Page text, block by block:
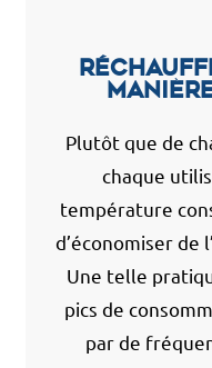
Plutôt que de
chaque
température
d’économiser de
Une telle
pics de
par de